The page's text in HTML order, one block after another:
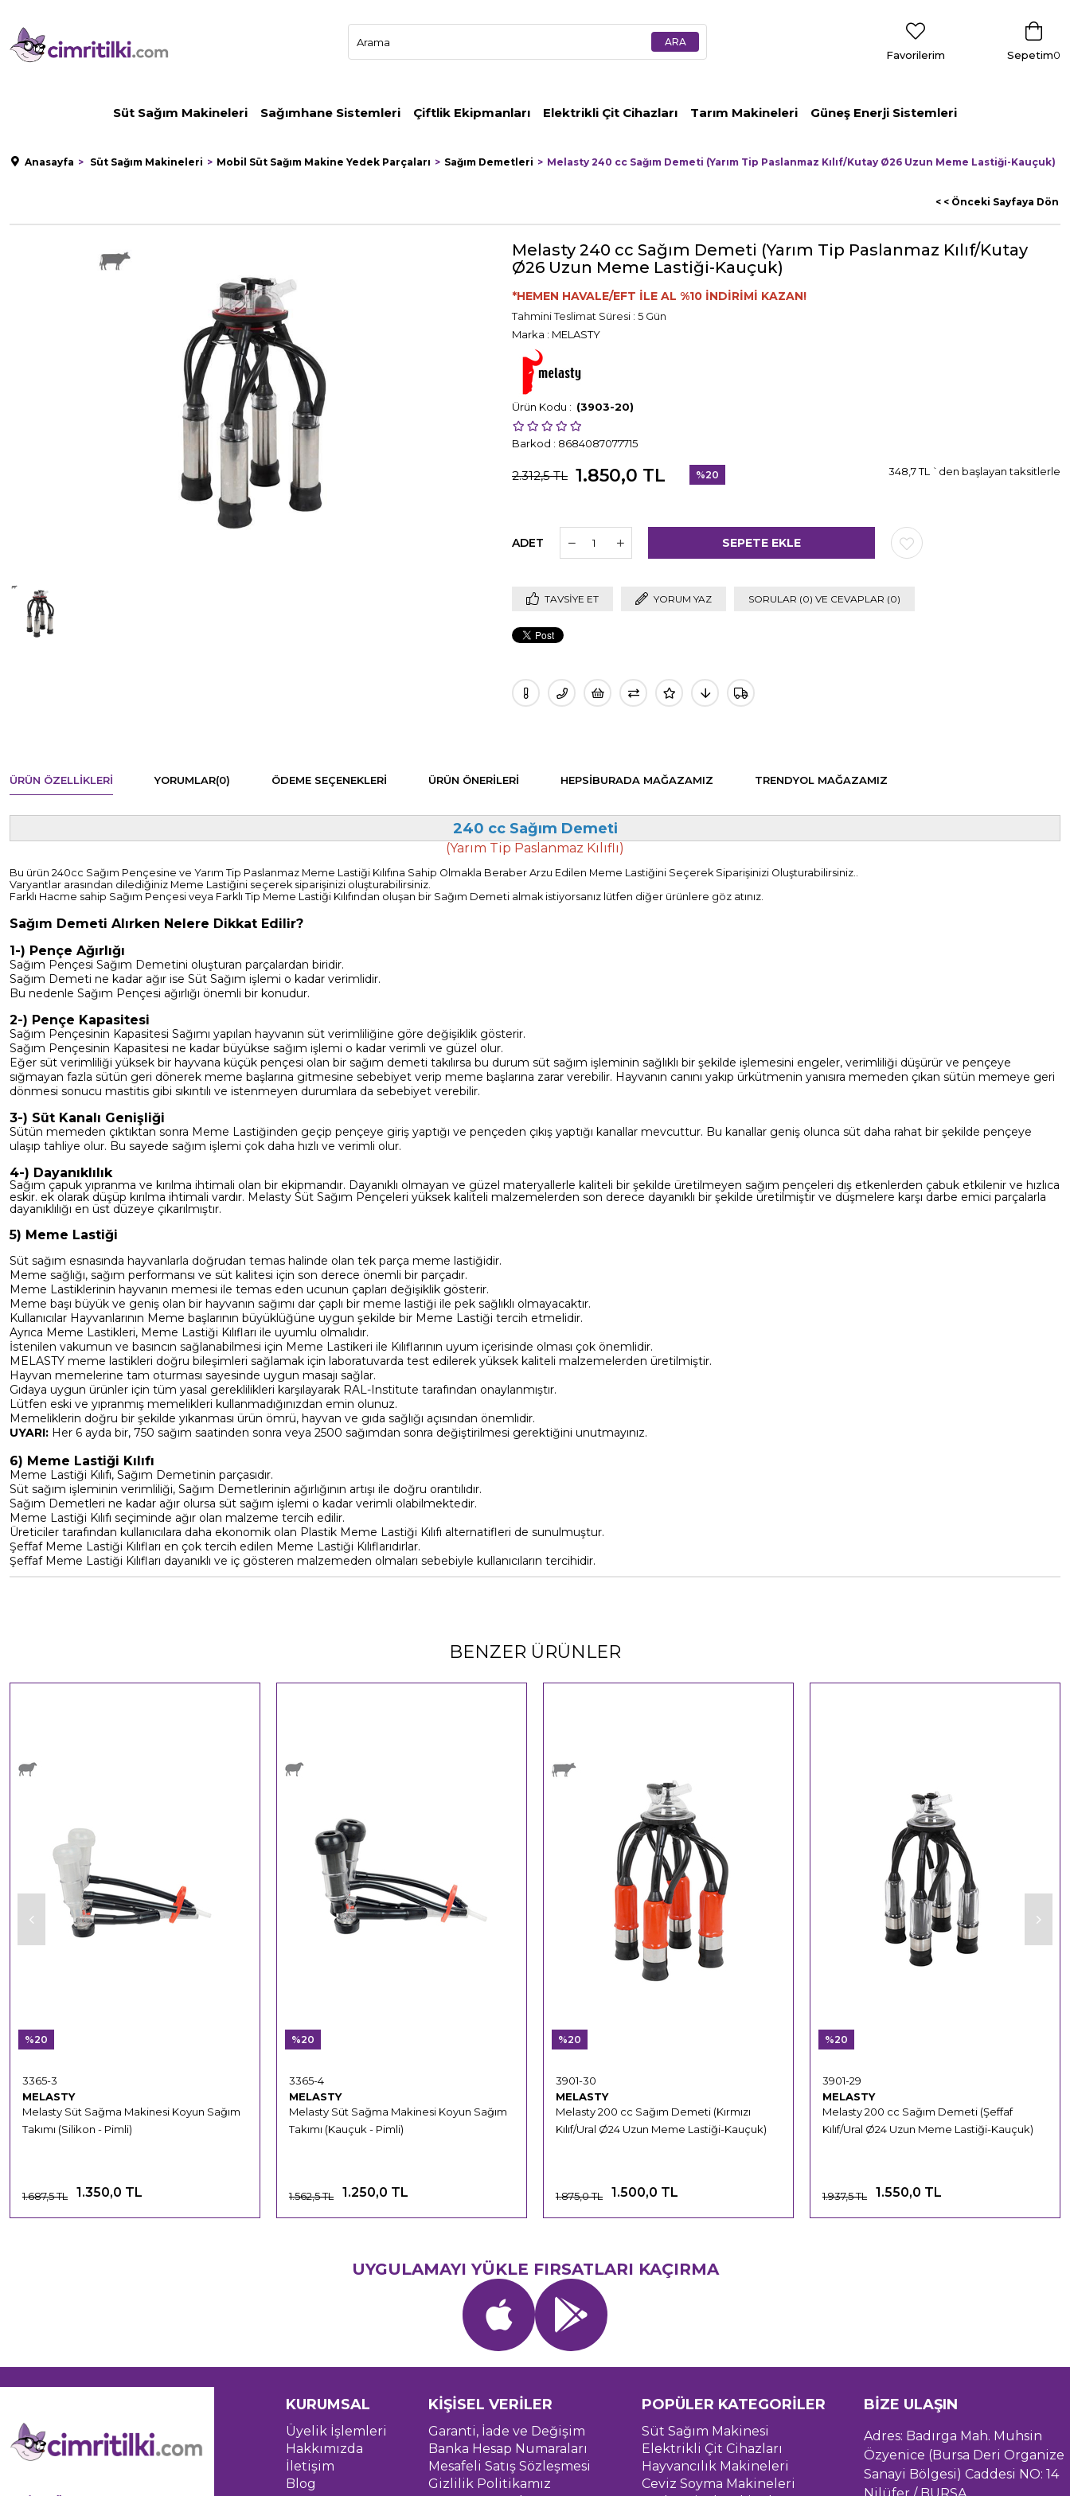
Sepetim0
Favorilerim
Süt Sağım Makineleri Sağımhane Sistemleri Çiftlik Ekipmanları Elektrikli Çit Cihazları Tarım Makineleri Güneş Enerji Sistemleri
Anasayfa Süt Sağım Makineleri Mobil Süt Sağım Makine Yedek Parçaları Sağım Demetleri Melasty 240 cc Sağım Demeti (Yarım Tip Paslanmaz Kılıf/Kutay Ø26 Uzun Meme Lastiği-Kauçuk)
< < Önceki Sayfaya Dön
Melasty 240 cc Sağım Demeti (Yarım Tip Paslanmaz Kılıf/Kutay
Ø26 Uzun Meme Lastiği-Kauçuk)
*HEMEN HAVALE/EFT İLE AL %10 İNDİRİMİ KAZAN!
Tahmini Teslimat Süresi : 5 Gün
Marka : MELASTY
(3903-20)
Barkod : 8684087077715
2.312,5 TL 1.850,0 TL %20
348,7 TL `den başlayan taksitlerle
ADET
TAVSIYE ET YORUM YAZ SORULAR (0) VE CEVAPLAR (0)
ÜRÜN ÖZELLIKLERI YORUMLAR(0) ÖDEME SEÇENEKLERI ÜRÜN ÖNERILERI HEPSIBURADA MAĞAZAMIZ TRENDYOL MAĞAZAMIZ
240 cc Sağım Demeti
(Yarım Tip Paslanmaz Kılıflı)
Bu ürün 240cc Sağım Pençesine ve Yarım Tip Paslanmaz Meme Lastiği Kılıfına Sahip Olmakla Beraber Arzu Edilen Meme Lastiğini Seçerek Siparişinizi Oluşturabilirsiniz..
Varyantlar arasından dilediğiniz Meme Lastiğini seçerek siparişinizi oluşturabilirsiniz.
Farklı Hacme sahip Sağım Pençesi veya Farklı Tip Meme Lastiği Kılıfından oluşan bir Sağım Demeti almak istiyorsanız lütfen diğer ürünlere göz atınız.
Sağım Demeti Alırken Nelere Dikkat Edilir?
1-) Pençe Ağırlığı
Sağım Pençesi Sağım Demetini oluşturan parçalardan biridir.
Sağım Demeti ne kadar ağır ise Süt Sağım işlemi o kadar verimlidir.
Bu nedenle Sağım Pençesi ağırlığı önemli bir konudur.
2-) Pençe Kapasitesi
Sağım Pençesinin Kapasitesi Sağımı yapılan hayvanın süt verimliliğine göre değişiklik gösterir.
Sağım Pençesinin Kapasitesi ne kadar büyükse sağım işlemi o kadar verimli ve güzel olur.
Eğer süt verimliliği yüksek bir hayvana küçük pençesi olan bir sağım demeti takılırsa bu durum süt sağım işleminin sağlıklı bir şekilde işlemesini engeler, verimliliği düşürür ve pençeye
sığmayan fazla sütün geri dönerek meme başlarına gitmesine sebebiyet verip meme başlarına zarar verebilir. Hayvanın canını yakıp ürkütmenin yanısıra memeden çıkan sütün memeye geri
dönmesi sonucu mastitis gibi sıkıntılı ve istenmeyen durumlara da sebebiyet verebilir.
3-) Süt Kanalı Genişliği
Sütün memeden çıktıktan sonra Meme Lastiğinden geçip pençeye giriş yaptığı ve pençeden çıkış yaptığı kanallar mevcuttur. Bu kanallar geniş olunca süt daha rahat bir şekilde pençeye
ulaşıp tahliye olur. Bu sayede sağım işlemi çok daha hızlı ve verimli olur.
4-) Dayanıklılık
Sağım çapuk yıpranma ve kırılma ihtimali olan bir ekipmandır. Dayanıklı olmayan ve güzel materyallerle kaliteli bir şekilde üretilmeyen sağım pençeleri dış etkenlerden çabuk etkilenir ve hızlıca
eskir. ek olarak düşüp kırılma ihtimali vardır. Melasty Süt Sağım Pençeleri yüksek kaliteli malzemelerden son derece dayanıklı bir şekilde üretilmiştir ve düşmelere karşı darbe emici parçalarla
dayanıklılığı en üst düzeye çıkarılmıştır.
5) Meme Lastiği
Süt sağım esnasında hayvanlarla doğrudan temas halinde olan tek parça meme lastiğidir.
Meme sağlığı, sağım performansı ve süt kalitesi için son derece önemli bir parçadır.
Meme Lastiklerinin hayvanın memesi ile temas eden ucunun çapları değişiklik gösterir.
Meme başı büyük ve geniş olan bir hayvanın sağımı dar çaplı bir meme lastiği ile pek sağlıklı olmayacaktır.
Kullanıcılar Hayvanlarının Meme başlarının büyüklüğüne uygun şekilde bir Meme Lastiği tercih etmelidir.
Ayrıca Meme Lastikleri, Meme Lastiği Kılıfları ile uyumlu olmalıdır.
İstenilen vakumun ve basıncın sağlanabilmesi için Meme Lastikeri ile Kılıflarının uyum içerisinde olması çok önemlidir.
MELASTY meme lastikleri doğru bileşimleri sağlamak için laboratuvarda test edilerek yüksek kaliteli malzemelerden üretilmiştir.
Hayvan memelerine tam oturması sayesinde uygun masajı sağlar.
Gıdaya uygun ürünler için tüm yasal gereklilikleri karşılayarak RAL-Institute tarafından onaylanmıştır.
Lütfen eski ve yıpranmış memelikleri kullanmadığınızdan emin olunuz.
Memeliklerin doğru bir şekilde yıkanması ürün ömrü, hayvan ve gıda sağlığı açısından önemlidir.
UYARI: Her 6 ayda bir, 750 sağım saatinden sonra veya 2500 sağımdan sonra değiştirilmesi gerektiğini unutmayınız.
6) Meme Lastiği Kılıfı
Meme Lastiği Kılıfı, Sağım Demetinin parçasıdır.
Süt sağım işleminin verimliliği, Sağım Demetlerinin ağırlığının artışı ile doğru orantılıdır.
Sağım Demetleri ne kadar ağır olursa süt sağım işlemi o kadar verimli olabilmektedir.
Meme Lastiği Kılıfı seçiminde ağır olan malzeme tercih edilir.
Üreticiler tarafından kullanıcılara daha ekonomik olan Plastik Meme Lastiği Kılıfı alternatifleri de sunulmuştur.
Şeffaf Meme Lastiği Kılıfları en çok tercih edilen Meme Lastiği Kılıflarıdırlar.
Şeffaf Meme Lastiği Kılıfları dayanıklı ve iç gösteren malzemeden olmaları sebebiyle kullanıcıların tercihidir.
BENZER ÜRÜNLER
MELASTY
Melasty Süt Sağma Makinesi Koyun Sağım
Takımı (Silikon - Pimli)
3365-3
1.350,0 TL
1.687,5 TL
%20
MELASTY
Melasty Süt Sağma Makinesi Koyun Sağım
Takımı (Kauçuk - Pimli)
3365-4
1.250,0 TL
1.562,5 TL
%20
MELASTY
Melasty 200 cc Sağım Demeti (Kırmızı
Kılıf/Ural Ø24 Uzun Meme Lastiği-Kauçuk)
3901-30
1.500,0 TL
1.875,0 TL
%20
MELASTY
Melasty 200 cc Sağım Demeti (Şeffaf
Kılıf/Ural Ø24 Uzun Meme Lastiği-Kauçuk)
3901-29
1.550,0 TL
1.937,5 TL
%20
UYGULAMAYI YÜKLE FIRSATLARI KAÇIRMA
KURUMSAL
Üyelik İşlemleri
Hakkımızda
İletişim
Blog
KİŞİSEL VERİLER
Garanti, İade ve Değişim
Banka Hesap Numaraları
Mesafeli Satış Sözleşmesi
Gizlilik Politikamız
POPÜLER KATEGORİLER
Süt Sağım Makinesi
Elektrikli Çit Cihazları
Hayvancılık Makineleri
Ceviz Soyma Makineleri
BİZE ULAŞIN
Adres: Badırga Mah. Muhsin
Özyenice (Bursa Deri Organize
Sanayi Bölgesi) Caddesi NO: 14